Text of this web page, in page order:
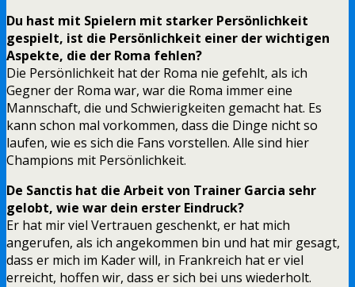
Du hast mit Spielern mit starker Persönlichkeit
gespielt, ist die Persönlichkeit einer der wichtigen
Aspekte, die der Roma fehlen?
Die Persönlichkeit hat der Roma nie gefehlt, als ich
Gegner der Roma war, war die Roma immer eine
Mannschaft, die und Schwierigkeiten gemacht hat. Es
kann schon mal vorkommen, dass die Dinge nicht so
laufen, wie es sich die Fans vorstellen. Alle sind hier
Champions mit Persönlichkeit.
De Sanctis hat die Arbeit von Trainer Garcia sehr
gelobt, wie war dein erster Eindruck?
Er hat mir viel Vertrauen geschenkt, er hat mich
angerufen, als ich angekommen bin und hat mir gesagt,
dass er mich im Kader will, in Frankreich hat er viel
erreicht, hoffen wir, dass er sich bei uns wiederholt.